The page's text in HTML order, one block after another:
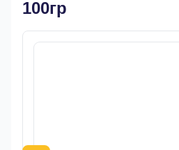
100гр